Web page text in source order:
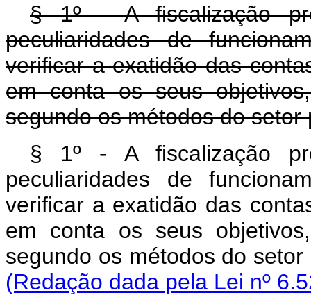
§ 1º - A fiscalização
peculiaridades de
verificar a exatidão das
em conta os seus
segundo os métodos do
§ 1º - A fiscalização
peculiaridades de
verificar a exatidão das
em conta os seus
segundo os métodos
(Redação dada pela Lei nº